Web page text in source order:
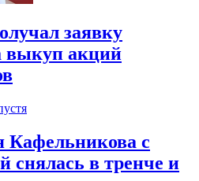
заявку
выкуп акций
Кафельникова с
снялась в тренче и